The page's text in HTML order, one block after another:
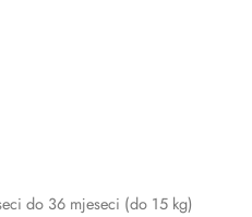
do 36 mjeseci (do 15 kg)